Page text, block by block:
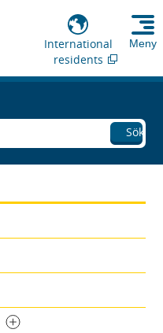
International
residents
Meny
Sök